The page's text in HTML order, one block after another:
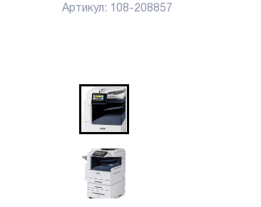
Артикул: 108-208857